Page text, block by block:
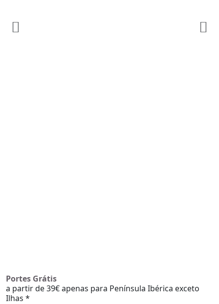
Portes Grátis
a partir de 39€ apenas para Península Ibérica exceto
Ilhas *